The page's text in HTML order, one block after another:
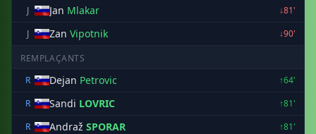
J
Jan Mlakar
↓81'
J
Zan Vipotnik ↓90'
REMPLAÇANTS
R
Dejan Petrovic
↑64'
R
Sandi LOVRIC
↑81'
R
Andraž SPORAR
↑81'